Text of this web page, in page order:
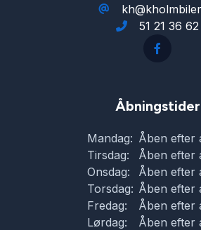
lændestøtte (justerbar)
parkeringssensor (bag)
parkeringssensor (for)
51 21 36 62
Åbningstider
Mandag: Åben efter
Tirsdag:
Åben efter
Onsdag:
Åben efter
Torsdag: Åben efter
Fredag:
Åben efter
Lørdag:
Åben efter